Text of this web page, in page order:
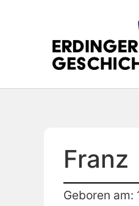
Franz
Geboren am: